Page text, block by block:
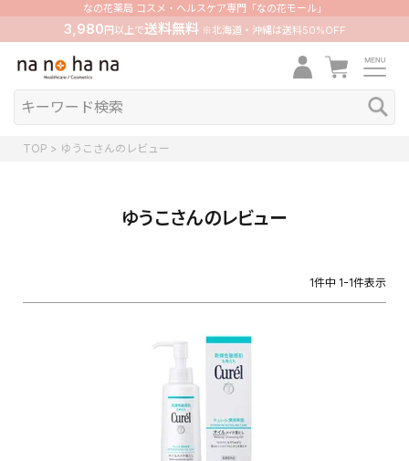
なの花薬局 コスメ・ヘルスケア専門「なの花モール」
3,980 円以上で送料無料※北海道・沖縄は送料50%OFF
TOP ゆうこさんのレビュー
ゆうこさんのレビュー
1件中 1-1件表示